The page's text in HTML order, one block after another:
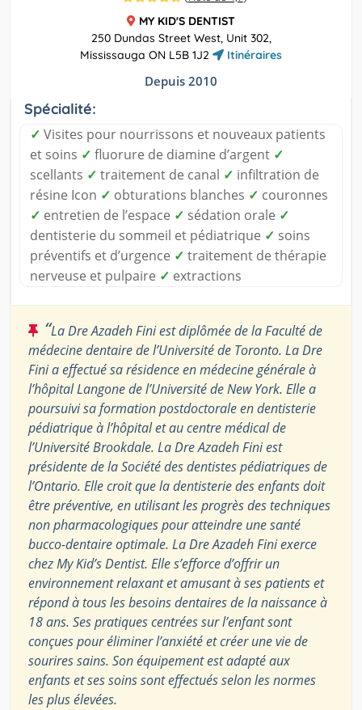
MY KID'S DENTIST
250 Dundas Street West, Unit 302,
Mississauga ON L5B 1J2
Itinéraires
Depuis 2010
Spécialité:
✓ Visites pour nourrissons et nouveaux patients
et soins ✓ fluorure de diamine d’argent ✓
scellants ✓ traitement de canal ✓ infiltration de
résine Icon ✓ obturations blanches ✓ couronnes
✓ entretien de l’espace ✓ sédation orale ✓
dentisterie du sommeil et pédiatrique ✓ soins
préventifs et d’urgence ✓ traitement de thérapie
nerveuse et pulpaire ✓ extractions
“La Dre Azadeh Fini est diplômée de la Faculté de
médecine dentaire de l’Université de Toronto. La Dre
Fini a effectué sa résidence en médecine générale à
l’hôpital Langone de l’Université de New York. Elle a
poursuivi sa formation postdoctorale en dentisterie
pédiatrique à l’hôpital et au centre médical de
l’Université Brookdale. La Dre Azadeh Fini est
présidente de la Société des dentistes pédiatriques de
l’Ontario. Elle croit que la dentisterie des enfants doit
être préventive, en utilisant les progrès des techniques
non pharmacologiques pour atteindre une santé
bucco-dentaire optimale. La Dre Azadeh Fini exerce
chez My Kid’s Dentist. Elle s’efforce d’offrir un
environnement relaxant et amusant à ses patients et
répond à tous les besoins dentaires de la naissance à
18 ans. Ses pratiques centrées sur l’enfant sont
conçues pour éliminer l’anxiété et créer une vie de
sourires sains. Son équipement est adapté aux
enfants et ses soins sont effectués selon les normes
les plus élevées.